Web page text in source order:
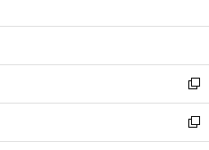
開
ウ
開
く
ン
ウ
で
開
く
ウ
ン
ド
ウ
で
開
新
し
い
ウ
新
し